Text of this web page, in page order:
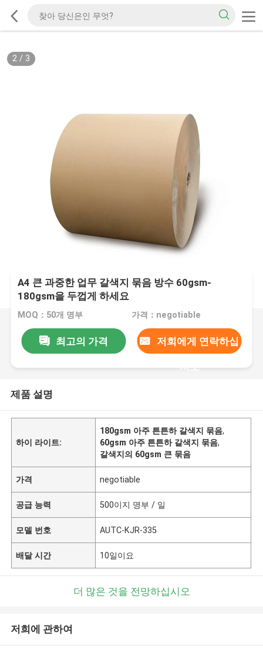
2/ 3
A4 큰 과중한 업무 갈색지 묶음 방수 60gsm-
180gsm을 두껍게 하세요
MOQ：50개 명부 가격：negotiable
최고의 가격 저희에게 연락하십
시오
제품 설명
하이 라이트:
180gsm 아주 튼튼하 갈색지 묶음,
60gsm 아주 튼튼하 갈색지 묶음,
갈색지의 60gsm 큰 묶음
가격 negotiable
공급 능력 500이지 명부 / 일
모델 번호 AUTC-KJR-335
배달 시간 10일이요
더 많은 것을 전망하십시오
저희에 관하여